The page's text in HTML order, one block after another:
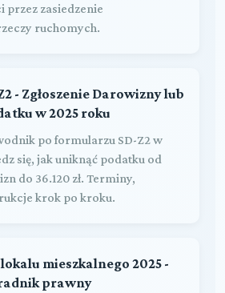
przez zasiedzenie
ruchomych.
- Zgłoszenie Darowizny lub
w 2025 roku
po formularzu SD-Z2 w
się, jak uniknąć podatku od
do 36.120 zł. Terminy,
krok po kroku.
mieszkalnego 2025 -
prawny